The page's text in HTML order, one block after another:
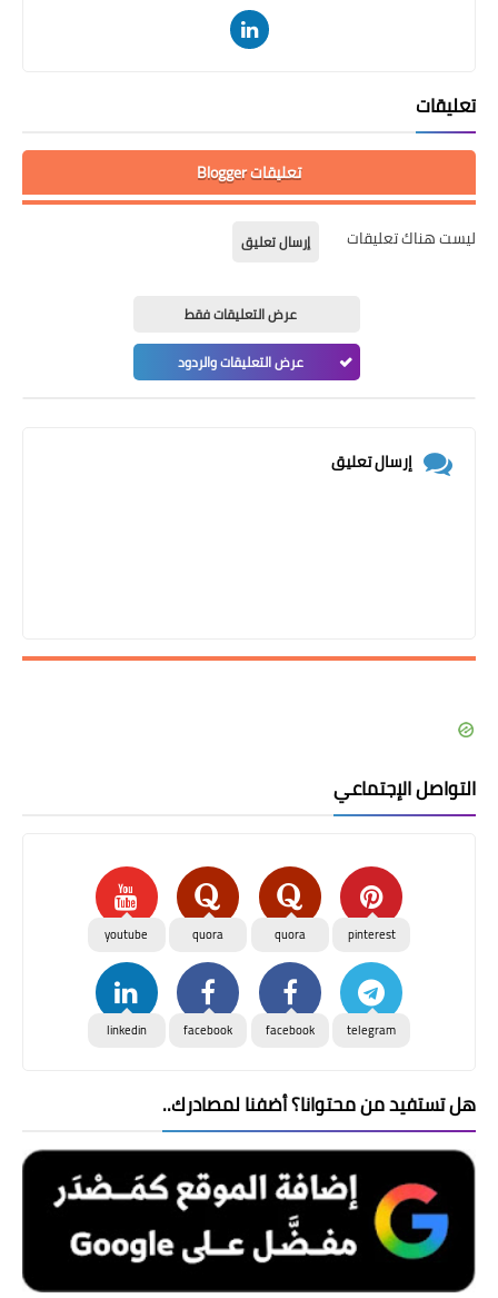
تعليقات
تعليقات Blogger
ليست هناك تعليقات إرسال تعليق
عرض التعليقات فقط
عرض التعليقات والردود
إرسال تعليق
التواصل الإجتماعي
pinterest
quora
quora
youtube
telegram
facebook
facebook
linkedin
هل تستفيد من محتوانا؟ أضفنا لمصادرك..